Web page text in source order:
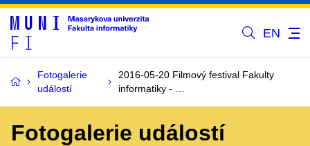
EN
Fotogalerie
událostí
2016-05-20 Filmový festival Fakulty
informatiky - …
Fotogalerie událostí